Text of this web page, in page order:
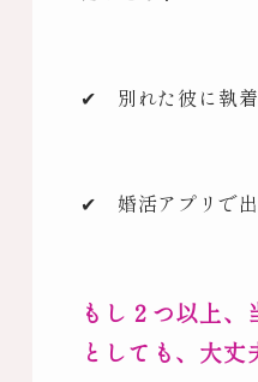
✔ 別れた彼に執着
✔ 婚活アプリで出
もし２つ以上、
としても、大